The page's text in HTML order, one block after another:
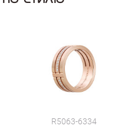
R5063-6334